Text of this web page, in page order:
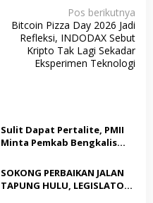
Pos berikutnya
Bitcoin Pizza Day 2026 Jadi
Refleksi, INDODAX Sebut
Kripto Tak Lagi Sekadar
Eksperimen Teknologi
Sulit Dapat Pertalite, PMII
Minta Pemkab Bengkalis
SOKONG PERBAIKAN JALAN
TAPUNG HULU, LEGISLATOR